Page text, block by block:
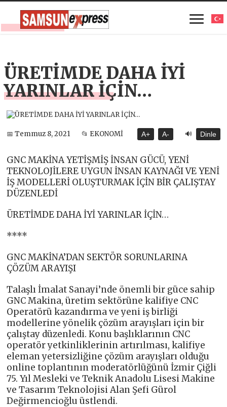
ÜRETİMDE DAHA İYİ
YARINLAR İÇİN…
📅 Temmuz 8, 2021 📂 EKONOMİ A+ A- 🔊 Dinle
GNC MAKİNA YETİŞMİŞ İNSAN GÜCÜ, YENİ
TEKNOLOJİLERE UYGUN İNSAN KAYNAĞI VE YENİ
İŞ MODELLERİ OLUŞTURMAK İÇİN BİR ÇALIŞTAY
DÜZENLEDİ
ÜRETİMDE DAHA İYİ YARINLAR İÇİN…
****
GNC MAKİNA’DAN SEKTÖR SORUNLARINA
ÇÖZÜM ARAYIŞI
Talaşlı İmalat Sanayi’nde önemli bir güce sahip
GNC Makina, üretim sektörüne kalifiye CNC
Operatörü kazandırma ve yeni iş birliği
modellerine yönelik çözüm arayışları için bir
çalıştay düzenledi. Konu başlıklarının CNC
operatör yetkinliklerinin artırılması, kalifiye
eleman yetersizliğine çözüm arayışları olduğu
online toplantının moderatörlüğünü İzmir Çiğli
75. Yıl Mesleki ve Teknik Anadolu Lisesi Makine
ve Tasarım Teknolojisi Alan Şefi Gürol
Değirmencioğlu üstlendi.